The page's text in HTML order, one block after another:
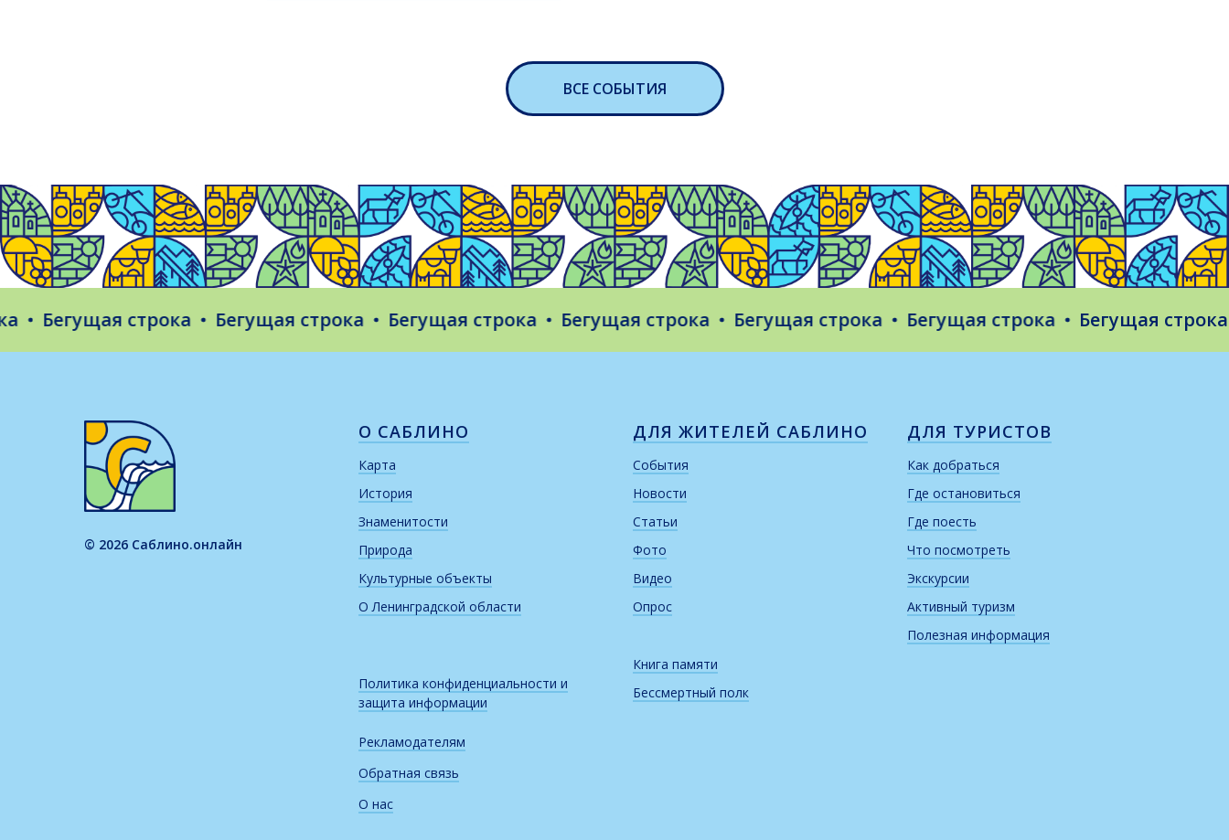
ВСЕ СОБЫТИЯ
Бегущая строка Бегущая строка Бегущая строка Бегущая строка Бегущая строка Бегущая строка Бегущая строка
© 2026 Саблино.онлайн
О САБЛИНО
Карта
История
Знаменитости
Природа
Культурные объекты
О Ленинградской области
Политика конфиденциальности и
защита информации
Рекламодателям
Обратная связь
О нас
ДЛЯ ЖИТЕЛЕЙ САБЛИНО
События
Новости
Статьи
Фото
Видео
Опрос
Книга памяти
Бессмертный полк
ДЛЯ ТУРИСТОВ
Как добраться
Где остановиться
Где поесть
Что посмотреть
Экскурсии
Активный туризм
Полезная информация